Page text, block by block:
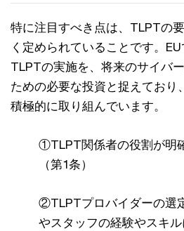
特に注目すべき点は、TLPTの
く定められていることです。
TLPTの実施を、将来のサイバ
ための必要な投資と捉えており
積極的に取り組んでいます。
①TLPT関係者の役割が明
（第1条）
②TLPTプロバイダーの選
やスタッフの経験やスキ